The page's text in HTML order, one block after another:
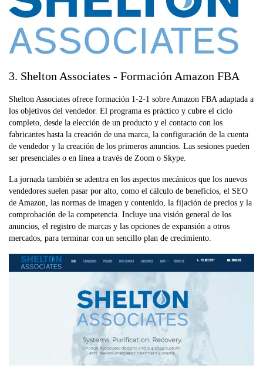
3. Shelton Associates - Formación Amazon FBA
Shelton Associates ofrece formación 1-2-1 sobre Amazon FBA adaptada a
los objetivos del vendedor. El programa es práctico y cubre el ciclo
completo, desde la elección de un producto y el contacto con los
fabricantes hasta la creación de una marca, la configuración de la cuenta
de vendedor y la creación de los primeros anuncios. Las sesiones pueden
ser presenciales o en línea a través de Zoom o Skype.
La jornada también se adentra en los aspectos mecánicos que los nuevos
vendedores suelen pasar por alto, como el cálculo de beneficios, el SEO
de Amazon, las normas de imagen y contenido, la fijación de precios y la
comprobación de la competencia. Incluye una visión general de los
anuncios, el registro de marcas y las opciones de expansión a otros
mercados, para terminar con un sencillo plan de crecimiento.